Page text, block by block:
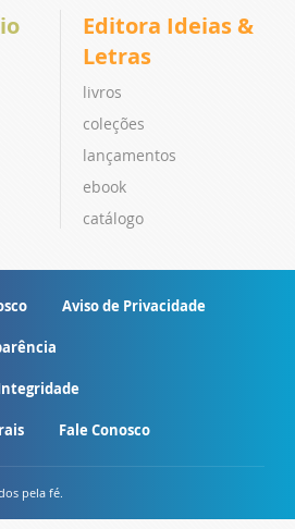
Editora Ideias &
Letras
livros
coleções
lançamentos
ebook
catálogo
Aviso de Privacidade
Fale Conosco
pela fé.